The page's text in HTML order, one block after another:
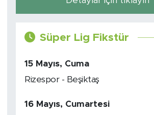
Süper Lig Fikstür
15 Mayıs, Cuma
Rizespor - Beşiktaş
16 Mayıs, Cumartesi